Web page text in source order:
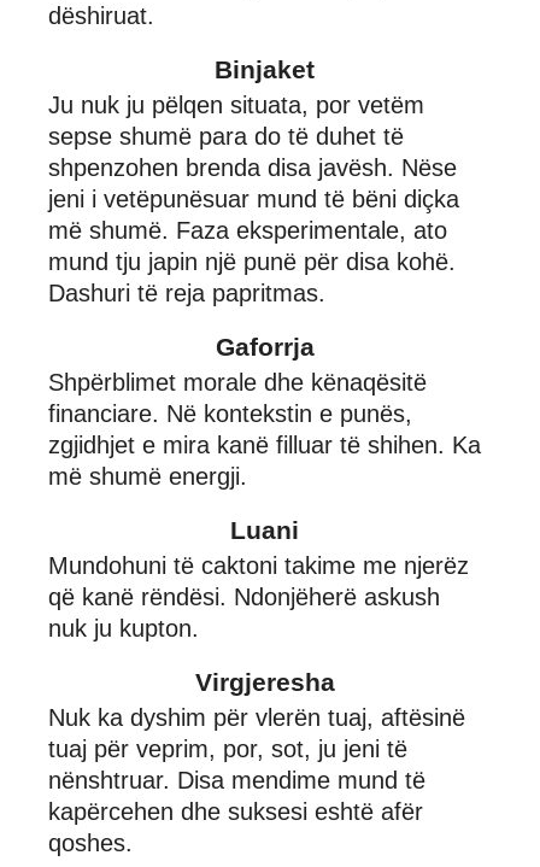
dëshiruat.
Binjaket
Ju nuk ju pëlqen situata, por vetëm
sepse shumë para do të duhet të
shpenzohen brenda disa javësh. Nëse
jeni i vetëpunësuar mund të bëni diçka
më shumë. Faza eksperimentale, ato
mund tju japin një punë për disa kohë.
Dashuri të reja papritmas.
Gaforrja
Shpërblimet morale dhe kënaqësitë
financiare. Në kontekstin e punës,
zgjidhjet e mira kanë filluar të shihen. Ka
më shumë energji.
Luani
Mundohuni të caktoni takime me njerëz
që kanë rëndësi. Ndonjëherë askush
nuk ju kupton.
Virgjeresha
Nuk ka dyshim për vlerën tuaj, aftësinë
tuaj për veprim, por, sot, ju jeni të
nënshtruar. Disa mendime mund të
kapërcehen dhe suksesi eshtë afër
qoshes.